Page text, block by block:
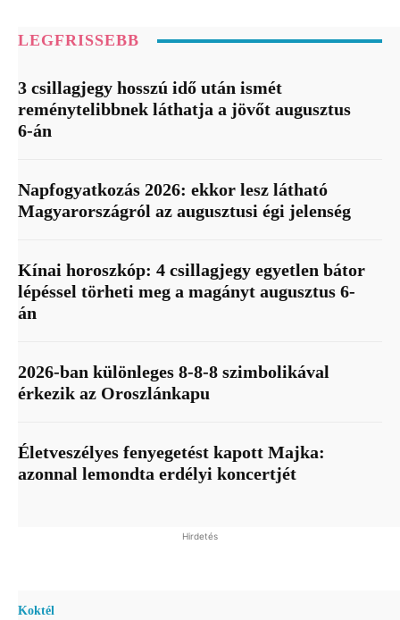
LEGFRISSEBB
3 csillagjegy hosszú idő után ismét
reménytelibbnek láthatja a jövőt augusztus
6-án
Napfogyatkozás 2026: ekkor lesz látható
Magyarországról az augusztusi égi jelenség
Kínai horoszkóp: 4 csillagjegy egyetlen bátor
lépéssel törheti meg a magányt augusztus 6-
án
2026-ban különleges 8-8-8 szimbolikával
érkezik az Oroszlánkapu
Életveszélyes fenyegetést kapott Majka:
azonnal lemondta erdélyi koncertjét
Hirdetés
Koktél